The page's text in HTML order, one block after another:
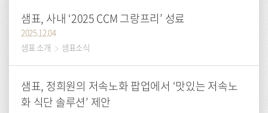
샘표, 사내 ‘2025 CCM 그랑프리’ 성료
2025.12.04
샘표 소개
샘표소식
샘표, 정희원의 저속노화 팝업에서 ‘맛있는 저속노
화 식단 솔루션’ 제안